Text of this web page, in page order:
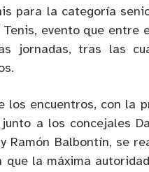
para la categoría
evento que entre
jornadas, tras las
los encuentros, con la
a los concejales
Ramón Balbontín, se
la máxima